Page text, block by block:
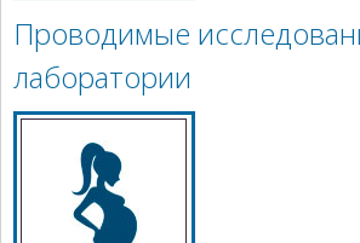
Проводимые
лаборатории